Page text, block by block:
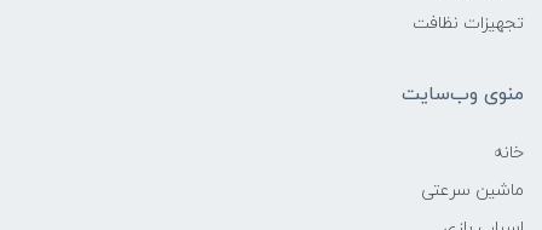
تجهیزات نظافت
منوی وب‌سایت
خانه
ماشین سرعتی